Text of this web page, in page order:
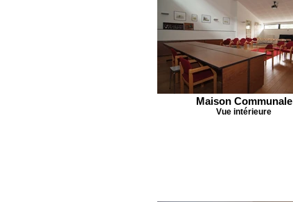
Maison Communale
Vue intérieure